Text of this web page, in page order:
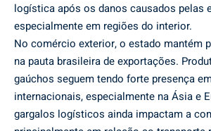
logística após os danos causados pelas
especialmente em regiões do interior.
No comércio exterior, o estado mantém
na pauta brasileira de exportações.
gaúchos seguem tendo forte presença
internacionais, especialmente na Ásia e
gargalos logísticos ainda impactam a